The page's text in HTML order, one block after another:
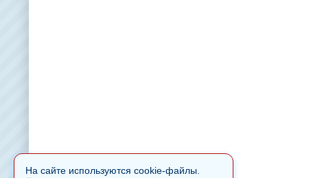
На сайте используются cookie-файлы.